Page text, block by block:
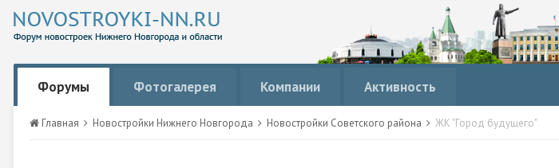
Форумы Фотогалерея Компании Активность
Главная Новостройки Нижнего Новгорода Новостройки Советского района ЖК "Город будущего"